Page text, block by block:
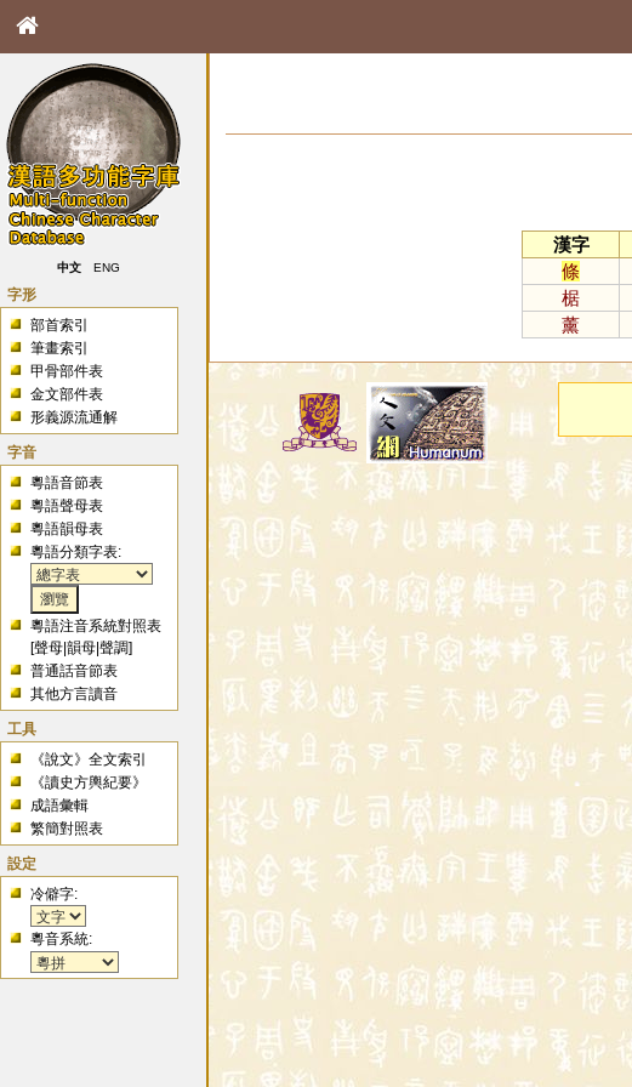
中文 ENG
字形
部首索引
筆畫索引
甲骨部件表
金文部件表
形義源流通解
字音
粵語音節表
粵語聲母表
粵語韻母表
粵語分類字表:
粵語注音系統對照表
[聲母 |韻母 |聲調]
普通話音節表
其他方言讀音
工具
《說文》全文索引
《讀史方輿紀要》
成語彙輯
繁簡對照表
設定
冷僻字:
粵音系統:
漢字
條
椐
薰